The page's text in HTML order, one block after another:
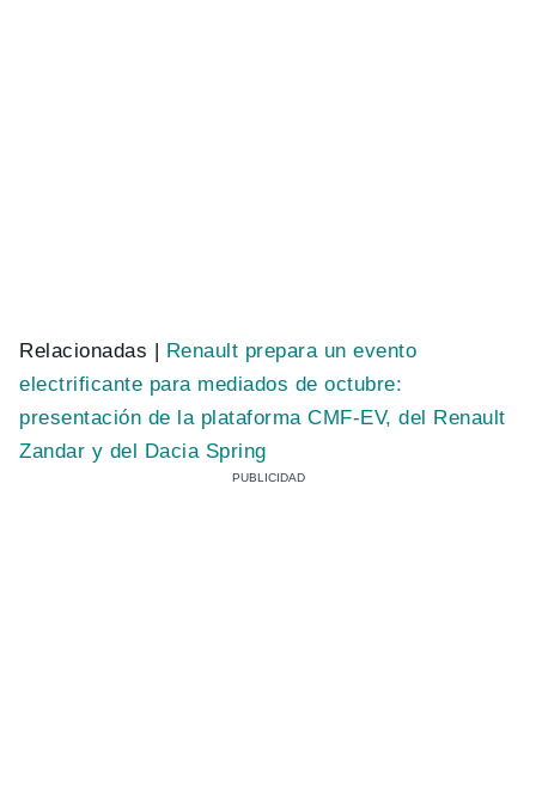
Relacionadas | Renault prepara un evento
electrificante para mediados de octubre:
presentación de la plataforma CMF-EV, del Renault
Zandar y del Dacia Spring